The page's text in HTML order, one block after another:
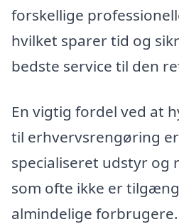
forskellige
hvilket sparer tid og
bedste service til den
En vigtig fordel ved at
til erhvervsrengøring
specialiseret udstyr og
som ofte ikke er
almindelige